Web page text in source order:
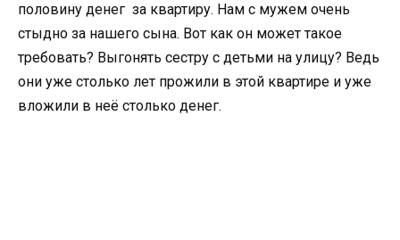
половину денег за квартиру. Нам с мужем очень
стыдно за нашего сына. Вот как он может такое
требовать? Выгонять сестру с детьми на улицу? Ведь
они уже столько лет прожили в этой квартире и уже
вложили в неё столько денег.